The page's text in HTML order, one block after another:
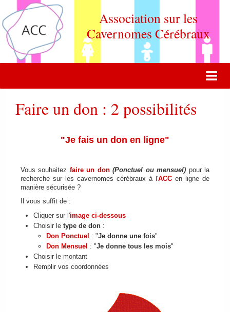
Association sur les
Cavernomes Cérébraux
VIE DE L'ASSOCIATION
FORUM DE DISCUSSION
CONTACT
ADHERER
FAIRE UN DON
Faire un don : 2 possibilités
"Je fais un don en ligne"
Vous souhaitez faire un don (Ponctuel ou mensuel) pour la
recherche sur les cavernomes cérébraux à l'ACC en ligne de
manière sécurisée ?
Il vous suffit de :
Cliquer sur l'image ci-dessous
Choisir le type de don :
Don Ponctuel : "Je donne une fois"
Don Mensuel : "Je donne tous les mois"
Choisir le montant
Remplir vos coordonnées